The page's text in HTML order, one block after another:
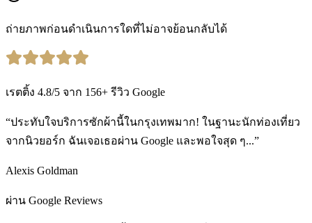
ถ่ายภาพก่อนดำเนินการใดที่ไม่อาจย้อนกลับได้
เรตติ้ง 4.8/5 จาก 156+ รีวิว Google
“ประทับใจบริการซักผ้านี้ในกรุงเทพมาก! ในฐานะนักท่องเที่ยว
จากนิวยอร์ก ฉันเจอเธอผ่าน Google และพอใจสุด ๆ...”
Alexis Goldman
ผ่าน Google Reviews